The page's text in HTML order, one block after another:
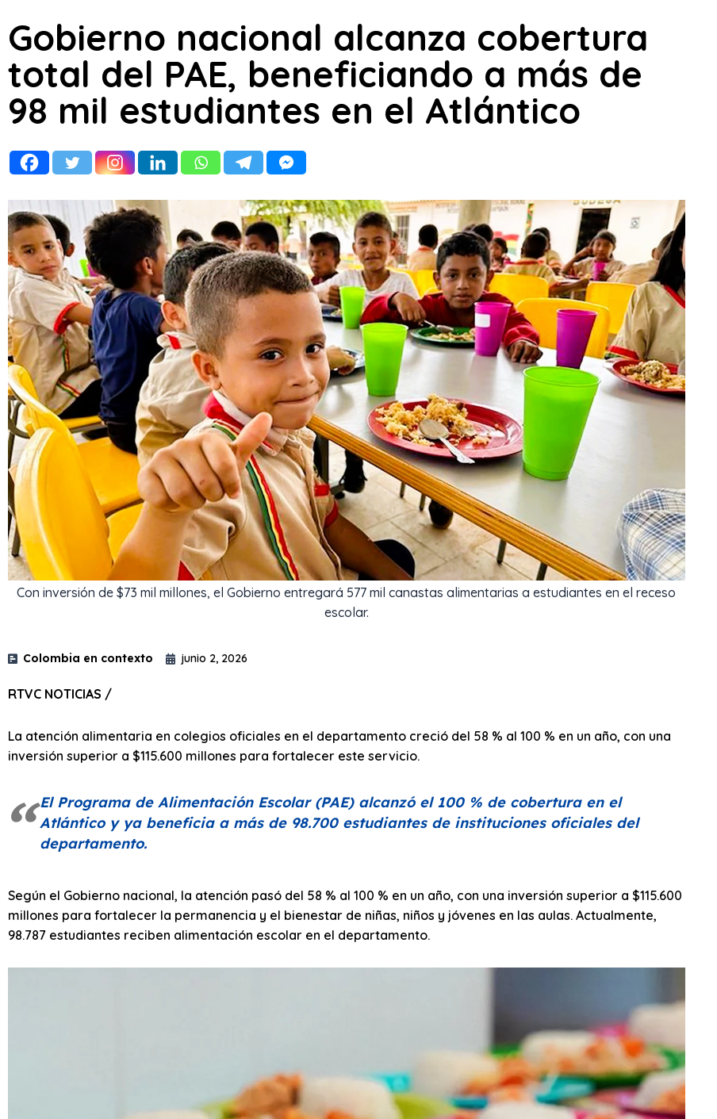
Gobierno nacional alcanza cobertura
total del PAE, beneficiando a más de
98 mil estudiantes en el Atlántico
Con inversión de $73 mil millones, el Gobierno entregará 577 mil canastas alimentarias a estudiantes en el receso
escolar.
Colombia en contexto junio 2, 2026
RTVC NOTICIAS /
La atención alimentaria en colegios oficiales en el departamento creció del 58 % al 100 % en un año, con una
inversión superior a $115.600 millones para fortalecer este servicio.
El Programa de Alimentación Escolar (PAE) alcanzó el 100 % de cobertura en el
Atlántico y ya beneficia a más de 98.700 estudiantes de instituciones oficiales del
departamento.
Según el Gobierno nacional, la atención pasó del 58 % al 100 % en un año, con una inversión superior a $115.600
millones para fortalecer la permanencia y el bienestar de niñas, niños y jóvenes en las aulas. Actualmente,
98.787 estudiantes reciben alimentación escolar en el departamento.